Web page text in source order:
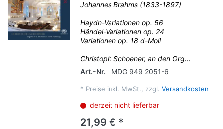
Johannes Brahms (1833-1897)
Haydn-Variationen op. 56
Händel-Variationen op. 24
Variationen op. 18 d-Moll
Christoph Schoener, an den Org...
Art.-Nr.
MDG 949 2051-6
* Preise inkl. MwSt., zzgl. Versandkosten
derzeit nicht lieferbar
21,99 € *